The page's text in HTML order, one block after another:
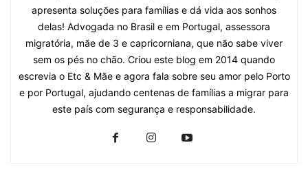
apresenta soluções para famílias e dá vida aos sonhos
delas! Advogada no Brasil e em Portugal, assessora
migratória, mãe de 3 e capricorniana, que não sabe viver
sem os pés no chão. Criou este blog em 2014 quando
escrevia o Etc & Mãe e agora fala sobre seu amor pelo Porto
e por Portugal, ajudando centenas de famílias a migrar para
este país com segurança e responsabilidade.